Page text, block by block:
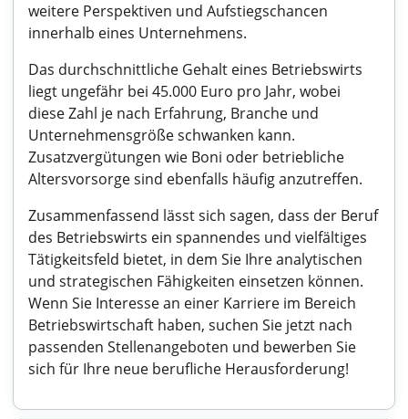
weitere Perspektiven und Aufstiegschancen
innerhalb eines Unternehmens.
Das durchschnittliche Gehalt eines Betriebswirts
liegt ungefähr bei 45.000 Euro pro Jahr, wobei
diese Zahl je nach Erfahrung, Branche und
Unternehmensgröße schwanken kann.
Zusatzvergütungen wie Boni oder betriebliche
Altersvorsorge sind ebenfalls häufig anzutreffen.
Zusammenfassend lässt sich sagen, dass der Beruf
des Betriebswirts ein spannendes und vielfältiges
Tätigkeitsfeld bietet, in dem Sie Ihre analytischen
und strategischen Fähigkeiten einsetzen können.
Wenn Sie Interesse an einer Karriere im Bereich
Betriebswirtschaft haben, suchen Sie jetzt nach
passenden Stellenangeboten und bewerben Sie
sich für Ihre neue berufliche Herausforderung!